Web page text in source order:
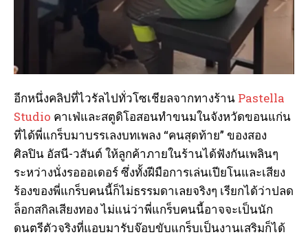
I WANT IN
I've read and accept thePrivacy Policy.
อีกหนึ่งคลิปที่ไวรัลไปทั่วโซเชียลจากทางร้าน Pastella
Studio คาเฟ่และสตูดิโอสอนทำขนมในจังหวัดขอนแก่น
ที่ได้พี่แกร็บมาบรรเลงบทเพลง “คนสุดท้าย” ของสอง
ศิลปิน อัสนี-วสันต์ ให้ลูกค้าภายในร้านได้ฟังกันเพลินๆ
ระหว่างนั่งรอออเดอร์ ซึ่งทั้งฝีมือการเล่นเปียโนและเสียง
ร้องของพี่แกร็บคนนี้ก็ไม่ธรรมดาเลยจริงๆ เรียกได้ว่าปลด
ล็อกสกิลเสียงทอง ไม่แน่ว่าพี่แกร็บคนนี้อาจจะเป็นนัก
ดนตรีตัวจริงที่แอบมารับจ๊อบขับแกร็บเป็นงานเสริมก็ได้